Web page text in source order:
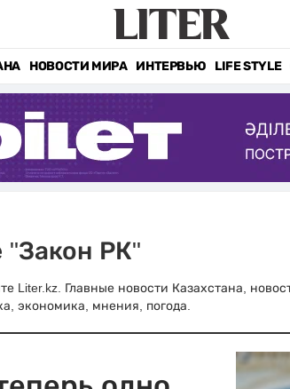
НОВОСТИ МИРА ИНТЕРВЬЮ LIFE STYLE
"Закон РК"
Liter.kz. Главные новости Казахстана,
экономика, мнения, погода.